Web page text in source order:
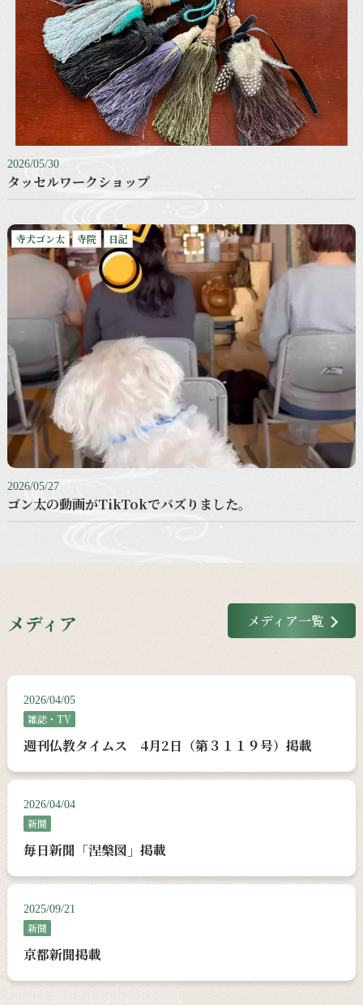
2026/05/30
タッセルワークショップ
寺犬ゴン太 寺院 日記
2026/05/27
ゴン太の動画がTikTokでバズりました。
メディア メディア一覧
2026/04/05
雑誌・TV
週刊仏教タイムス 4月2日（第３１１９号）掲載
2026/04/04
新聞
毎日新聞「涅槃図」掲載
2025/09/21
新聞
京都新聞掲載